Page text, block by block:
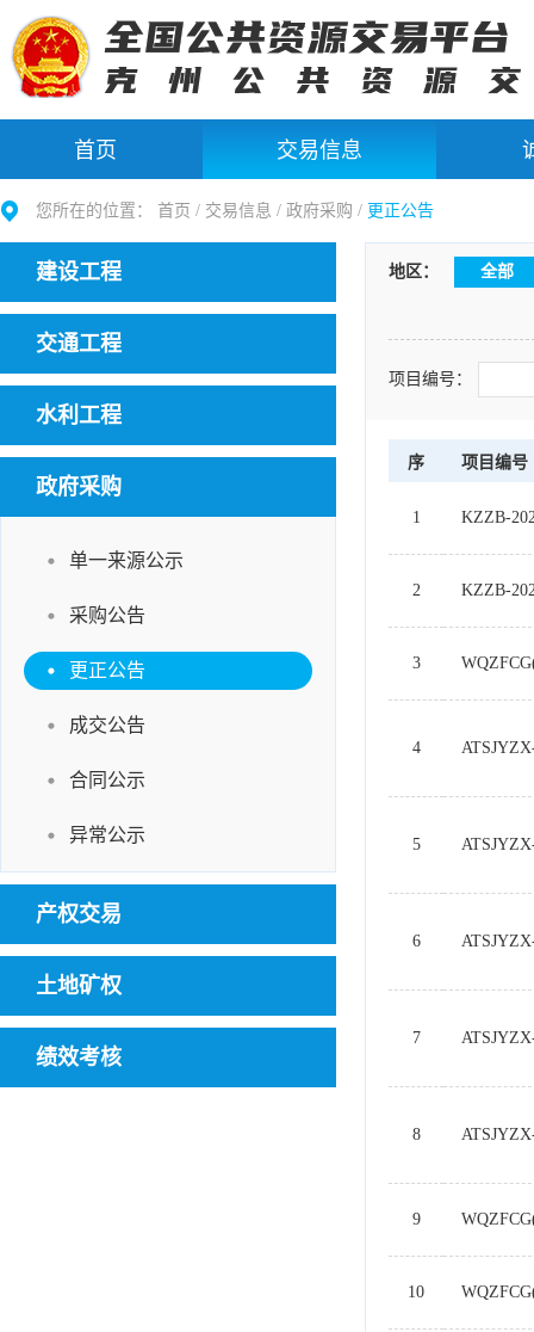
首页 交易信息
您所在的位置： 首页 / 交易信息 / 政府采购 / 更正公告
建设工程
交通工程
水利工程
政府采购
单一来源公示
采购公告
更正公告
成交公告
合同公示
异常公示
产权交易
土地矿权
绩效考核
地区： 全部
项目编号：
序 项目编号
1 KZZB-
2 KZZB-
3
4
5
6
7
8
9
10